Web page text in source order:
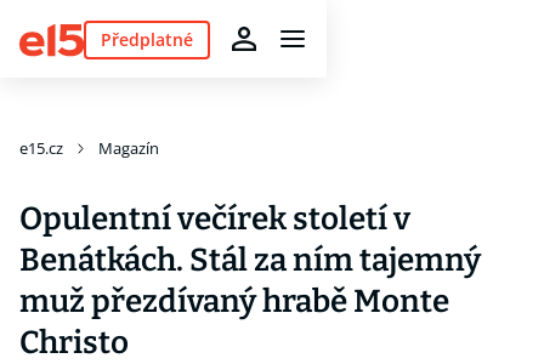
Předplatné
e15.cz Magazín
Opulentní večírek století v
Benátkách. Stál za ním tajemný
muž přezdívaný hrabě Monte
Christo